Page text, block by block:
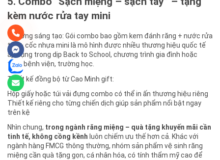
kèm nước rửa tay mini
Ý tưởng sáng tạo: Gói combo bao gồm kem đánh răng + nước rửa
tay + cốc nhựa mini là mô hình được nhiều thương hiệu quốc tế
áp dụng trong dịp Back to School, chương trình gia đình hoặc
tặng bệnh viện, trường học.
Thiết kế đồng bộ từ Cao Minh gift:
Hộp giấy hoặc túi vải đựng combo có thể in ấn thương hiệu riêng
Thiết kế riêng cho từng chiến dịch giúp sản phẩm nổi bật ngay
trên kệ
Nhìn chung, trong ngành răng miệng – quà tặng khuyến mãi cần
tinh tế, không cồng kềnh luôn chiếm ưu thế hơn cả. Khác với
ngành hàng FMCG thông thường, nhóm sản phẩm vệ sinh răng
miệng cần quà tặng gọn, cá nhân hóa, có tính thẩm mỹ cao để